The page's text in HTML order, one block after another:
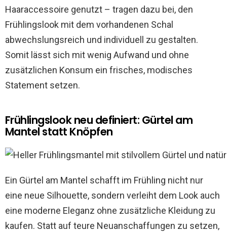
Haaraccessoire genutzt – tragen dazu bei, den
Frühlingslook mit dem vorhandenen Schal
abwechslungsreich und individuell zu gestalten.
Somit lässt sich mit wenig Aufwand und ohne
zusätzlichen Konsum ein frisches, modisches
Statement setzen.
Frühlingslook neu definiert: Gürtel am
Mantel statt Knöpfen
Ein Gürtel am Mantel schafft im Frühling nicht nur
eine neue Silhouette, sondern verleiht dem Look auch
eine moderne Eleganz ohne zusätzliche Kleidung zu
kaufen. Statt auf teure Neuanschaffungen zu setzen,